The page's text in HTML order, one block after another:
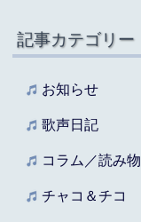
記事カテゴリー
お知らせ
歌声日記
コラム／読み物
チャコ＆チコ